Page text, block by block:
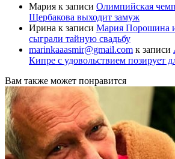
Мария к записи Олимпийская
Щербакова выходит замуж
Ирина к записи Мария Порошина
сыграли тайную свадьбу
marinkaaasmir@gmail.com к записи
Кипре с удовольствием позирует
Вам также может понравится